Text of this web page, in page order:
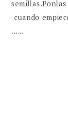
cuando
......